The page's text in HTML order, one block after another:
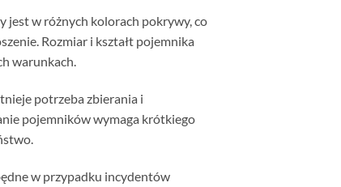
jest w różnych kolorach pokrywy, co
Rozmiar i kształt pojemnika
warunkach.
potrzeba zbierania i
pojemników wymaga krótkiego
w przypadku incydentów